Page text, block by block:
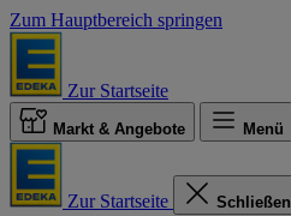
Zum Hauptbereich springen
Zur Startseite
Markt & Angebote Menü
Zur Startseite Schließen